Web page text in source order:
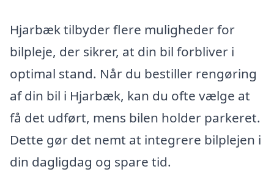
Hjarbæk tilbyder flere muligheder for
bilpleje, der sikrer, at din bil forbliver i
optimal stand. Når du bestiller rengøring
af din bil i Hjarbæk, kan du ofte vælge at
få det udført, mens bilen holder parkeret.
Dette gør det nemt at integrere bilplejen i
din dagligdag og spare tid.